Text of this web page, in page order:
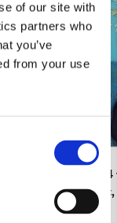
of our site with
partners who
you’ve
from your use
L-mapje
blauwe
€ 3,50